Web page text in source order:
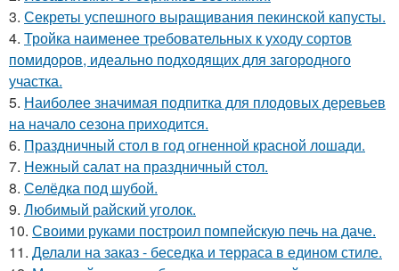
3. Секреты успешного выращивания пекинской капусты.
4. Тройка наименее требовательных к уходу сортов
помидоров, идеально подходящих для загородного
участка.
5. Наиболее значимая подпитка для плодовых деревьев
на начало сезона приходится.
6. Праздничный стол в год огненной красной лошади.
7. Нежный салат на праздничный стол.
8. Селёдка под шубой.
9. Любимый райский уголок.
10. Своими руками построил помпейскую печь на даче.
11. Делали на заказ - беседка и терраса в едином стиле.